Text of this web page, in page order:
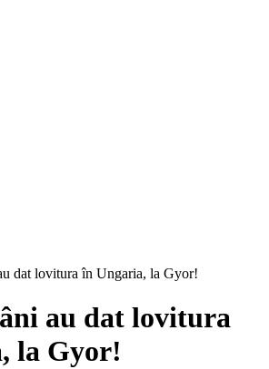
dat lovitura în Ungaria, la Gyor!
au dat lovitura
la Gyor!